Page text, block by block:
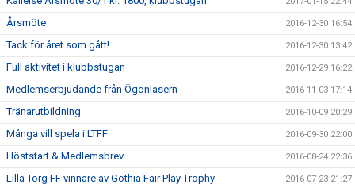
Årsmöte 2016-12-30 16:54
Tack för året som gått! 2016-12-30 13:42
Full aktivitet i klubbstugan 2016-12-29 16:22
Medlemserbjudande från Ögonlasern 2016-11-03 17:14
Tränarutbildning 2016-10-09 20:29
Många vill spela i LTFF 2016-09-30 22:00
Höststart & Medlemsbrev 2016-08-24 22:36
Lilla Torg FF vinnare av Gothia Fair Play Trophy 2016-07-23 21:27